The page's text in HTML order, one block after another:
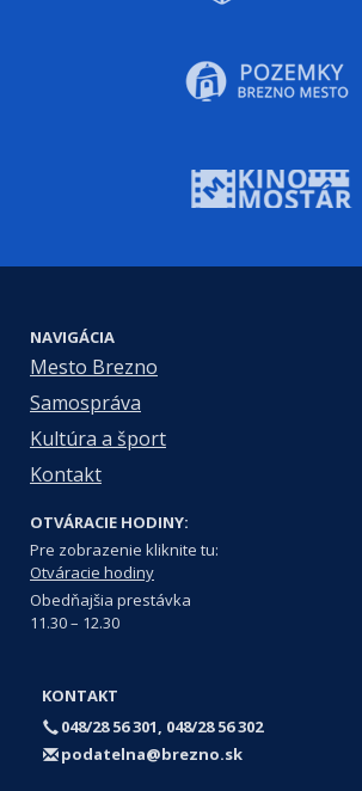
NAVIGÁCIA
Mesto Brezno
Samospráva
Kultúra a šport
Kontakt
OTVÁRACIE HODINY:
Pre zobrazenie kliknite tu:
Otváracie hodiny
Obedňajšia prestávka
11.30 – 12.30
KONTAKT
048/28 56 301, 048/28 56 302
podatelna@brezno.sk